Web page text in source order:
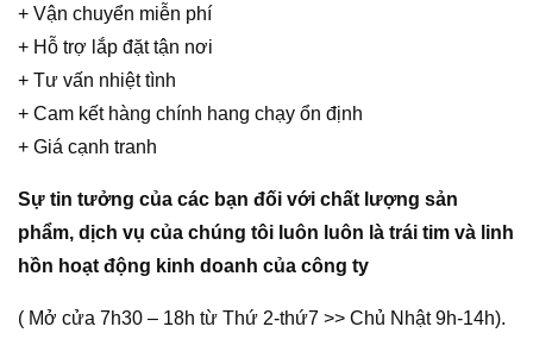
+ Vận chuyển miễn phí
+ Hỗ trợ lắp đặt tận nơi
+ Tư vấn nhiệt tình
+ Cam kết hàng chính hang chạy ổn định
+ Giá cạnh tranh
Sự tin tưởng của các bạn đối với chất lượng sản
phẩm, dịch vụ của chúng tôi luôn luôn là trái tim và linh
hồn hoạt động kinh doanh của công ty
( Mở cửa 7h30 – 18h từ Thứ 2-thứ7 >> Chủ Nhật 9h-14h).